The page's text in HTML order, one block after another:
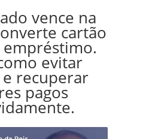
vence na
cartão
empréstimo.
evitar
e recuperar
pagos